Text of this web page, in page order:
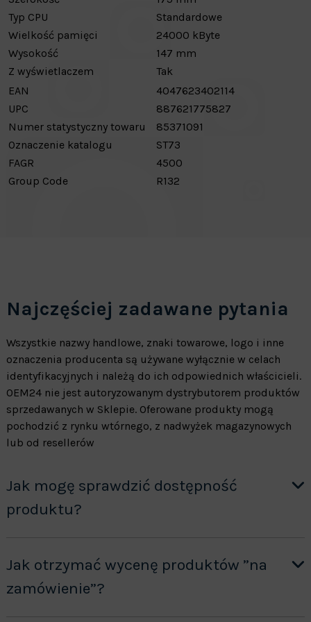
Typ CPU
Standardowe
Wielkość pamięci
24000 kByte
Wysokość
147 mm
Z wyświetlaczem
Tak
EAN
4047623402114
UPC
887621775827
Numer statystyczny towaru
85371091
Oznaczenie katalogu
ST73
FAGR
4500
Group Code
R132
Najczęściej zadawane pytania
Wszystkie nazwy handlowe, znaki towarowe, logo i inne
oznaczenia producenta są używane wyłącznie w celach
identyfikacyjnych i należą do ich odpowiednich właścicieli.
OEM24 nie jest autoryzowanym dystrybutorem produktów
sprzedawanych w Sklepie. Oferowane produkty mogą
pochodzić z rynku wtórnego, z nadwyżek magazynowych
lub od resellerów
Jak mogę sprawdzić dostępność
produktu?
Jak otrzymać wycenę produktów ”na
zamówienie”?